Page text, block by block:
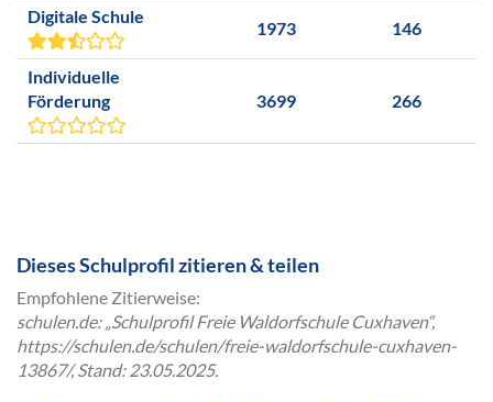
Digitale Schule
1973 146
Individuelle
Förderung
3699 266
Dieses Schulprofil zitieren & teilen
Empfohlene Zitierweise:
schulen.de: „Schulprofil Freie Waldorfschule Cuxhaven“,
https://schulen.de/schulen/freie-waldorfschule-cuxhaven-
13867/, Stand: 23.05.2025.